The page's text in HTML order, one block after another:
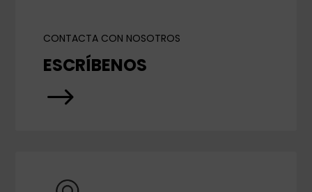
CONTACTA CON NOSOTROS
ESCRÍBENOS
$